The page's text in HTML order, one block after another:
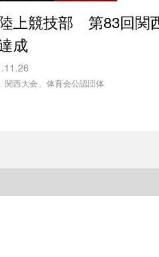
上競技部 第83回関
成
関西大会 体育会公認団体